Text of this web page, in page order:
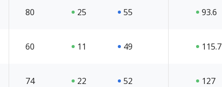
80 25 55 93.6
60 11 49 115.7
74 22 52 127